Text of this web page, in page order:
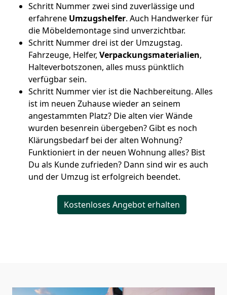
Schritt Nummer zwei sind zuverlässige und
erfahrene Umzugshelfer. Auch Handwerker für
die Möbeldemontage sind unverzichtbar.
Schritt Nummer drei ist der Umzugstag.
Fahrzeuge, Helfer, Verpackungsmaterialien,
Halteverbotszonen, alles muss pünktlich
verfügbar sein.
Schritt Nummer vier ist die Nachbereitung. Alles
ist im neuen Zuhause wieder an seinem
angestammten Platz? Die alten vier Wände
wurden besenrein übergeben? Gibt es noch
Klärungsbedarf bei der alten Wohnung?
Funktioniert in der neuen Wohnung alles? Bist
Du als Kunde zufrieden? Dann sind wir es auch
und der Umzug ist erfolgreich beendet.
Kostenloses Angebot erhalten